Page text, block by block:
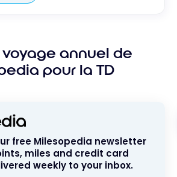
voyage annuel de
pour la TD
free Milesopedia newsletter
miles and credit card
weekly to your inbox.